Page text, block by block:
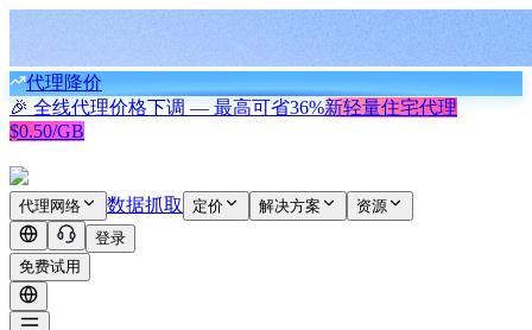
代理降价
🎉 全线代理价格下调 — 最高可省36%新轻量住宅代理
$0.50/GB
代理网络 数据抓取 定价 解决方案
资源
登录
免费试用